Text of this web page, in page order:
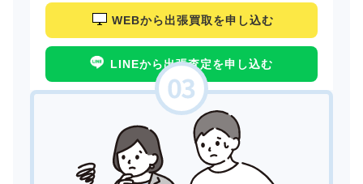
WEBから出張買取を申し込む
LINEから出張査定を申し込む